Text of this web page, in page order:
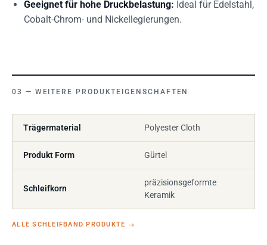
Geeignet für hohe Druckbelastung: Ideal für Edelstahl,
Cobalt-Chrom- und Nickellegierungen.
WEITERE PRODUKTEIGENSCHAFTEN
Trägermaterial Polyester Cloth
Produkt Form Gürtel
Schleifkorn
präzisionsgeformte
Keramik
ALLE SCHLEIFBAND PRODUKTE →